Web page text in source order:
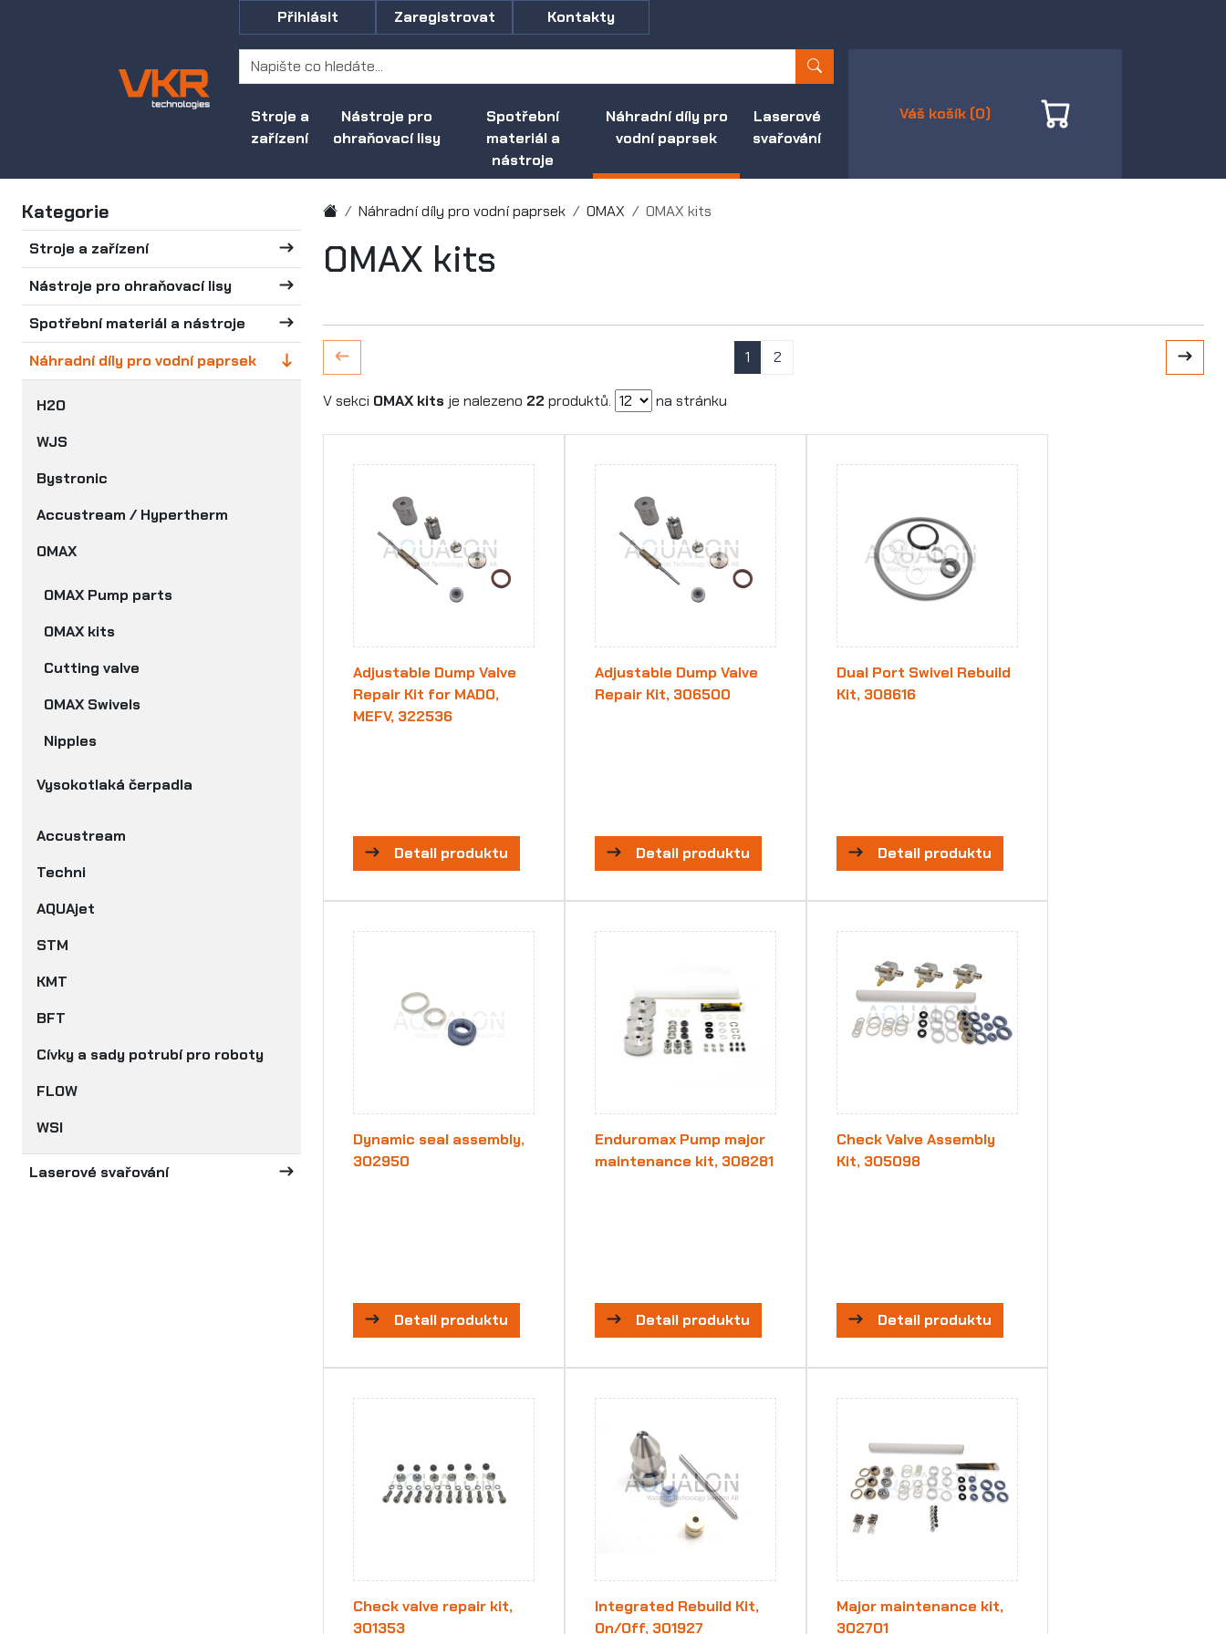
Stroje a
zařízení
Nástroje pro
ohraňovací lisy
Spotřební
materiál a
nástroje
Náhradní díly pro
vodní paprsek
Laserové
svařování
Přihlásit Zaregistrovat Kontakty
Váš košík (0)
Kategorie
Stroje a zařízení
Nástroje pro ohraňovací lisy
Spotřební materiál a nástroje
Náhradní díly pro vodní paprsek
H2O
WJS
Bystronic
Accustream / Hypertherm
OMAX
OMAX Pump parts
OMAX kits
Cutting valve
OMAX Swivels
Nipples
Vysokotlaká čerpadla
Accustream
Techni
AQUAjet
STM
KMT
BFT
Cívky a sady potrubí pro roboty
FLOW
WSI
Laserové svařování
Náhradní díly pro vodní paprsek OMAX OMAX kits
OMAX kits
1 2
V sekci OMAX kits je nalezeno 22 produktů. na stránku
Adjustable Dump Valve
Repair Kit for MADO,
MEFV, 322536
Detail produktu
Adjustable Dump Valve
Repair Kit, 306500
Detail produktu
Dual Port Swivel Rebuild
Kit, 308616
Detail produktu
Dynamic seal assembly,
302950
Detail produktu
Enduromax Pump major
maintenance kit, 308281
Detail produktu
Check Valve Assembly
Kit, 305098
Detail produktu
Check valve repair kit,
301353
Integrated Rebuild Kit,
On/Off, 301927
Major maintenance kit,
302701